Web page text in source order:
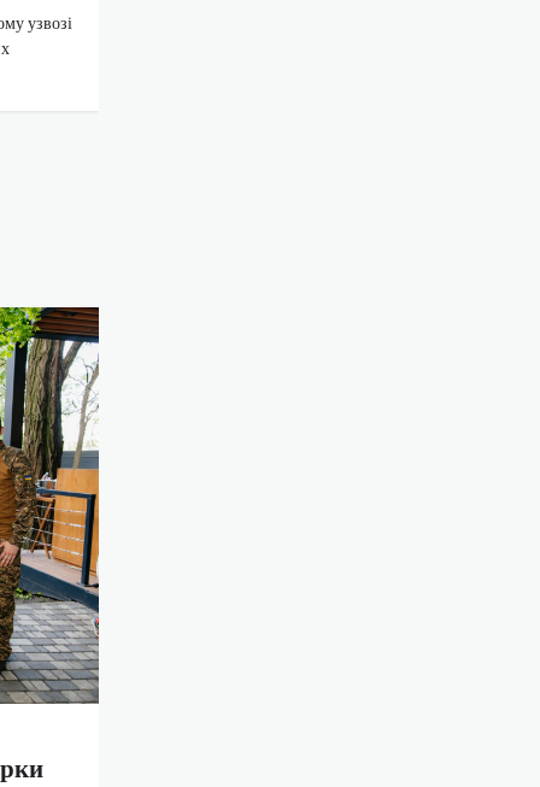
узвозі